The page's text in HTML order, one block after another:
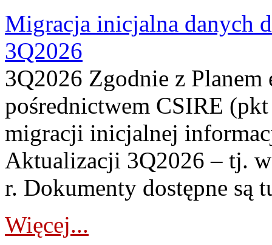
Migracja inicjalna danych
3Q2026
3Q2026 Zgodnie z
pośrednictwem CSIRE
migracji inicjalnej
Aktualizacji 3Q2026 – tj.
r. Dokumenty dostępne są
Więcej...